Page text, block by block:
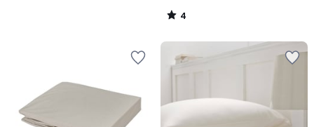
4
/